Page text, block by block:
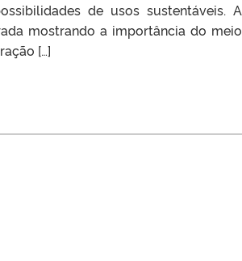
de usos sustentáveis. A
mostrando a importância do meio
[…]